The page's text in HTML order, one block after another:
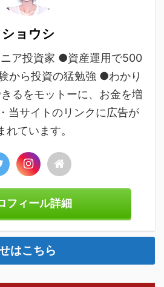
ショウシ
ア投資家 ●資産運用で500
から投資の猛勉強 ●わかり
るをモットーに、お金を増
当サイトのリンクに広告が
れています。
フィール詳細
はこちら